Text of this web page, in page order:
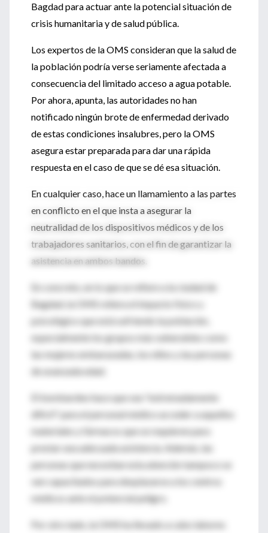
Bagdad para actuar ante la potencial situación de
crisis humanitaria y de salud pública.
Los expertos de la OMS consideran que la salud de
la población podría verse seriamente afectada a
consecuencia del limitado acceso a agua potable.
Por ahora, apunta, las autoridades no han
notificado ningún brote de enfermedad derivado
de estas condiciones insalubres, pero la OMS
asegura estar preparada para dar una rápida
respuesta en el caso de que se dé esa situación.
En cualquier caso, hace un llamamiento a las partes
en conflicto en el que insta a asegurar la
neutralidad de los dispositivos médicos y de los
trabajadores sanitarios, con el fin de garantizar la
asistencia en ambos bandos.
En concreto, en lo que se refiere a la ciudad de
Bagdad, la OMS reitera el impacto físico y
psicológico que está sufriendo la población,
especialmente los grupos más vulnerables como
las mujeres embarazadas, los niños y las personas
de avanzada edad.
El bombardeo hace que sea "extremadamente
difícil" para el personal médico acceder a aquellos
materiales y fármacos que se requieren para
prestar una adecuada asistencia. Además, las
personas que necesitan esta atención tampoco se
ven capacitados para desplazarse a los centros
médicos ante el potencial peligro.
Por otro lado, la OMS ha llevado a cabo labores